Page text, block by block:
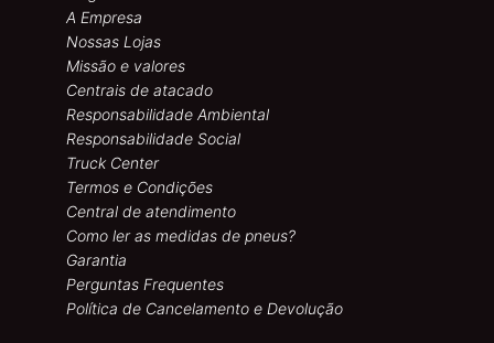
A Empresa
Nossas Lojas
Missão e valores
Centrais de atacado
Responsabilidade Ambiental
Responsabilidade Social
Truck Center
Termos e Condições
Central de atendimento
Como ler as medidas de pneus?
Garantia
Perguntas Frequentes
Política de Cancelamento e Devolução